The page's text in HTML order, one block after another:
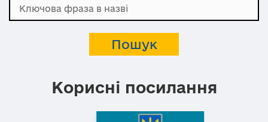
Корисні посилання